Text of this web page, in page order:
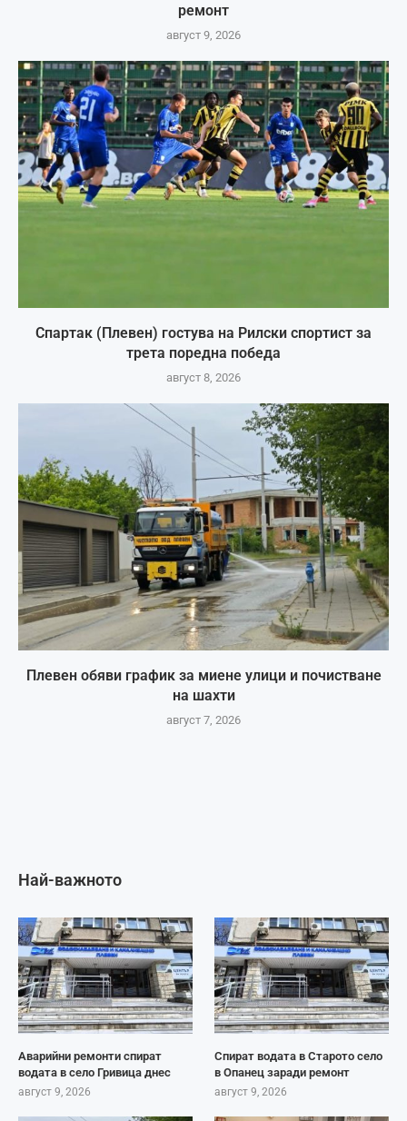
ремонт
август 9, 2026
Спартак (Плевен) гостува на Рилски спортист за
трета поредна победа
август 8, 2026
Плевен обяви график за миене улици и почистване
на шахти
август 7, 2026
Най-важното
Аварийни ремонти спират
водата в село Гривица днес
август 9, 2026
Спират водата в Старото село
в Опанец заради ремонт
август 9, 2026